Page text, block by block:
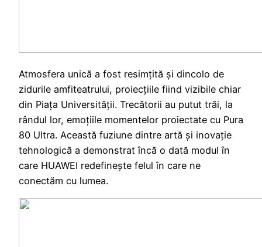
Atmosfera unică a fost resimțită și dincolo de
zidurile amfiteatrului, proiecțiile fiind vizibile chiar
din Piața Universității. Trecătorii au putut trăi, la
rândul lor, emoțiile momentelor proiectate cu Pura
80 Ultra. Această fuziune dintre artă și inovație
tehnologică a demonstrat încă o dată modul în
care HUAWEI redefinește felul în care ne
conectăm cu lumea.